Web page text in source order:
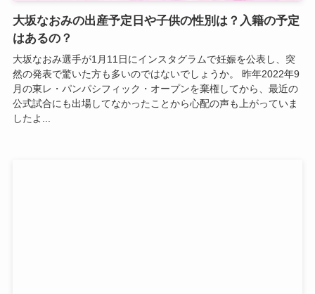
大坂なおみの出産予定日や子供の性別は？入籍の予定
はあるの？
大坂なおみ選手が1月11日にインスタグラムで妊娠を公表し、突
然の発表で驚いた方も多いのではないでしょうか。 昨年2022年9
月の東レ・パンパシフィック・オープンを棄権してから、最近の
公式試合にも出場してなかったことから心配の声も上がっていま
したよ...